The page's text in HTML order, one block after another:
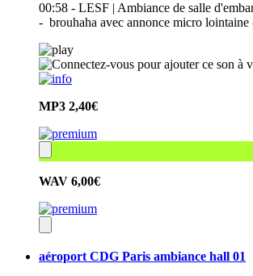
00:58 - LESF | Ambiance de salle
- brouhaha avec annonce micro
MP3 2,40€
WAV 6,00€
aéroport CDG Paris ambiance hall 01